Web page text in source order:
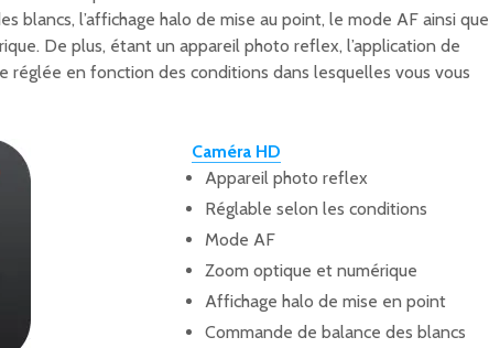
blancs, l’affichage halo de mise au point, le mode AF ainsi que
De plus, étant un appareil photo reflex, l’application de
réglée en fonction des conditions dans lesquelles vous vous
Caméra HD
Appareil photo reflex
Réglable selon les conditions
Mode AF
Zoom optique et numérique
Affichage halo de mise en point
Commande de balance des blancs